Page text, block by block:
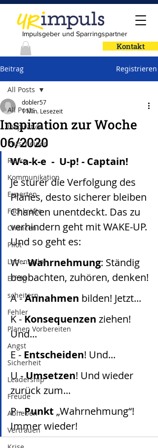
Impulsgeber und Sparringspartner
Kontakt
Beitrag Registrieren
All Posts
Inspiration
Entscheiden
Risiko
Kommunikation
Experten
Fachkräfte
Chancen
Pilot
Lebenspilot
Erfolg
scheitern
Fehler
Planen Vorbereiten
Angst
Sicherheit
Leadership
Freude
Abheben
Vertrauen
All Posts
Inspiration zur Woche
06/2020
dobler57
1 Min. Lesezeit
W-a-k-e  -  U-p! - Captain!
Je sturer die Verfolgung des
Planes, desto sicherer bleiben
Chancen unentdeckt. Das zu
verhindern geht mit WAKE-UP.
Und so geht es:
W - Wahrnehmung: Ständig
beobachten, zuhören, denken!
A - Annahmen bilden! Jetzt...
K - Konsequenzen ziehen!
Und...
E - Entscheiden! Und...
U - Umsetzen! Und wieder
zurück zum...
P - Punkt „Wahrnehmung“!
Immer wieder!